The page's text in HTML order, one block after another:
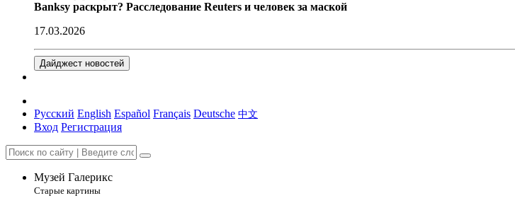
Banksy раскрыт? Расследование Reuters и человек за маской
17.03.2026
Дайджест новостей
Русский English Español Français Deutsche 中文
Вход Регистрация
Музей Галерикс
Старые картины